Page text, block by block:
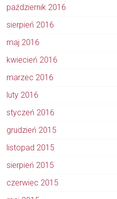
październik 2016
sierpień 2016
maj 2016
kwiecień 2016
marzec 2016
luty 2016
styczeń 2016
grudzień 2015
listopad 2015
sierpień 2015
czerwiec 2015